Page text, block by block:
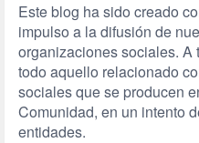
Este blog ha sido creado
impulso a la difusión de
organizaciones sociales. A
todo aquello relacionado
sociales que se producen
Comunidad, en un intento
entidades.